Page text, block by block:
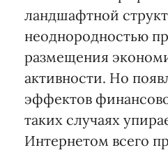
ландшафтной
неоднородностью
размещения
активности. Но
эффектов
таких случаях
Интернетом всего